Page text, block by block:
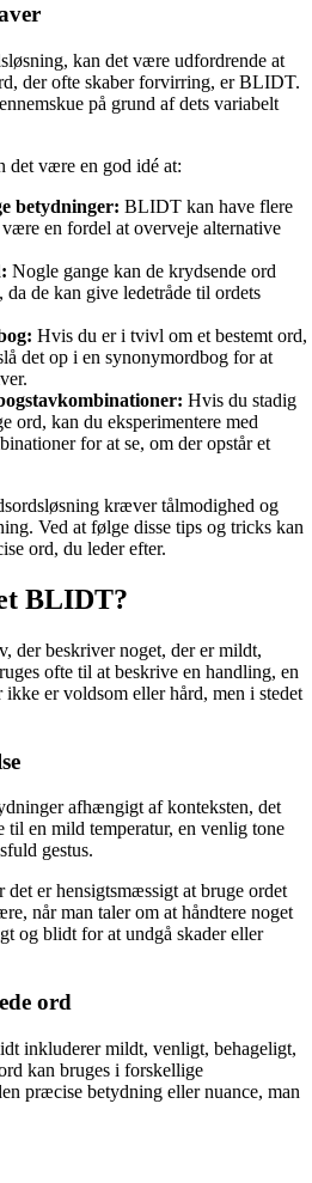
kan det være udfordrende at
der ofte skaber forvirring, er BLIDT.
på grund af dets variabelt
det være en god idé at:
betydninger: BLIDT kan have flere
en fordel at overveje alternative
Nogle gange kan de krydsende ord
de kan give ledetråde til ordets
Hvis du er i tvivl om et bestemt ord,
det op i en synonymordbog for at
Hvis du stadig
ord, kan du eksperimentere med
for at se, om der opstår et
kræver tålmodighed og
Ved at følge disse tips og tricks kan
ord, du leder efter.
BLIDT?
der beskriver noget, der er mildt,
ofte til at beskrive en handling, en
er voldsom eller hård, men i stedet
afhængigt af konteksten, det
en mild temperatur, en venlig tone
gestus.
det er hensigtsmæssigt at bruge ordet
når man taler om at håndtere noget
og blidt for at undgå skader eller
ord
inkluderer mildt, venligt, behageligt,
kan bruges i forskellige
præcise betydning eller nuance, man